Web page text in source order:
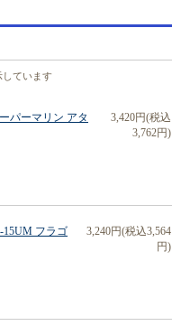
ています
パーマリン アタ
3,420円(税込
3,762円)
15UM フラゴ
3,240円(税込3,564
円)